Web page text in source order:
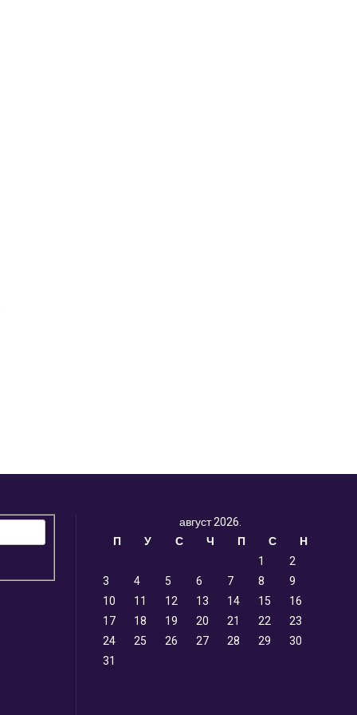
август 2026.
П
У С Ч П С
Н
1
2
3
4 5 6 7 8
9
10
11 12 13 14 15
16
17
18 19 20 21 22
23
24
25 26 27 28 29
30
31